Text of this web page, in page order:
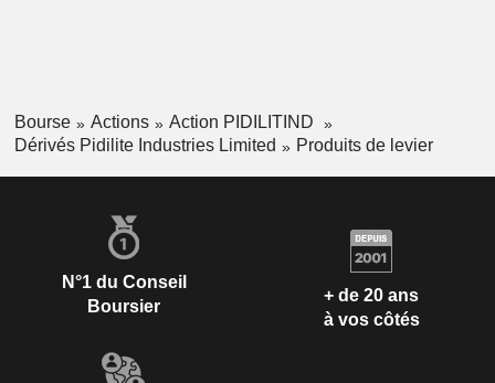
Bourse Actions
Action PIDILITIND
Dérivés Pidilite Industries Limited
Produits de levier
N°1 du Conseil
Boursier
+ de 20 ans
à vos côtés